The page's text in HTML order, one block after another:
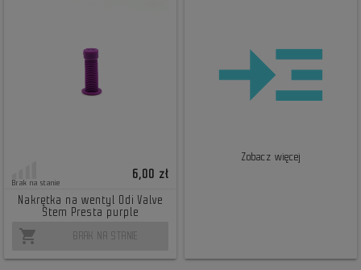
Brak na stanie
6,00 zł
Nakrętka na wentyl Odi Valve
Stem Presta purple
shopping_cart BRAK NA STANIE
Zobacz więcej